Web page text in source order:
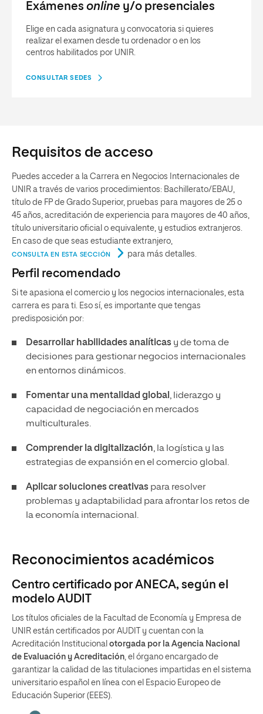
Exámenes online y/o presenciales
Elige en cada asignatura y convocatoria si quieres
realizar el examen desde tu ordenador o en los
centros habilitados por UNIR.
CONSULTAR SEDES
Requisitos de acceso
Puedes acceder a la Carrera en Negocios Internacionales de
UNIR a través de varios procedimientos: Bachillerato/EBAU,
título de FP de Grado Superior, pruebas para mayores de 25 o
45 años, acreditación de experiencia para mayores de 40 años,
título universitario oficial o equivalente, y estudios extranjeros.
En caso de que seas estudiante extranjero,
CONSULTA EN ESTA SECCIÓN para más detalles.
Perfil recomendado
Si te apasiona el comercio y los negocios internacionales, esta
carrera es para ti. Eso sí, es importante que tengas
predisposición por:
Desarrollar habilidades analíticas y de toma de
decisiones para gestionar negocios internacionales
en entornos dinámicos.
Fomentar una mentalidad global, liderazgo y
capacidad de negociación en mercados
multiculturales.
Comprender la digitalización, la logística y las
estrategias de expansión en el comercio global.
Aplicar soluciones creativas para resolver
problemas y adaptabilidad para afrontar los retos de
la economía internacional.
Reconocimientos académicos
Centro certificado por ANECA, según el
modelo AUDIT
Los títulos oficiales de la Facultad de Economía y Empresa de
UNIR están certificados por AUDIT y cuentan con la
Acreditación Institucional otorgada por la Agencia Nacional
de Evaluación y Acreditación, el órgano encargado de
garantizar la calidad de las titulaciones impartidas en el sistema
universitario español en línea con el Espacio Europeo de
Educación Superior (EEES).